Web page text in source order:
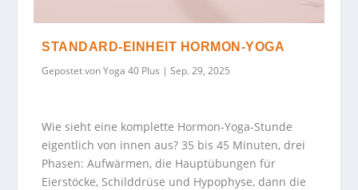
STANDARD-EINHEIT HORMON-YOGA
Gepostet vonYoga 40 Plus |Sep. 29, 2025
Wie sieht eine komplette Hormon-Yoga-Stunde
eigentlich von innen aus? 35 bis 45 Minuten, drei
Phasen: Aufwärmen, die Hauptübungen für
Eierstöcke, Schilddrüse und Hypophyse, dann die